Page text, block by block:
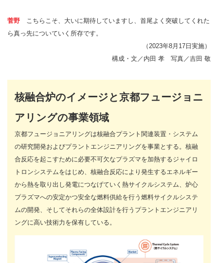
菅野 こちらこそ、大いに期待していますし、首尾よく突破してくれた
ら真っ先についていく所存です。
（2023年8月17日実施）
構成・文／内田 孝 写真／吉田 敬
核融合炉のイメージと京都フュージョニ
アリングの事業領域
京都フュージョニアリングは核融合プラント関連装置・システム
の研究開発およびプラントエンジニアリングを事業とする。核融
合反応を起こすために必要不可欠なプラズマを加熱するジャイロ
トロンシステムをはじめ、核融合反応により発生するエネルギー
から熱を取り出し発電につなげていく熱サイクルシステム、炉心
プラズマへの安定かつ安全な燃料供給を行う燃料サイクルシステ
ムの開発、そしてそれらの全体設計を行うプラントエンジニアリ
ングに高い技術力を保有している。